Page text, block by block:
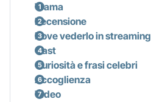
Trama
Recensione
Dove vederlo in streaming
Cast
Curiosità e frasi celebri
Accoglienza
Video